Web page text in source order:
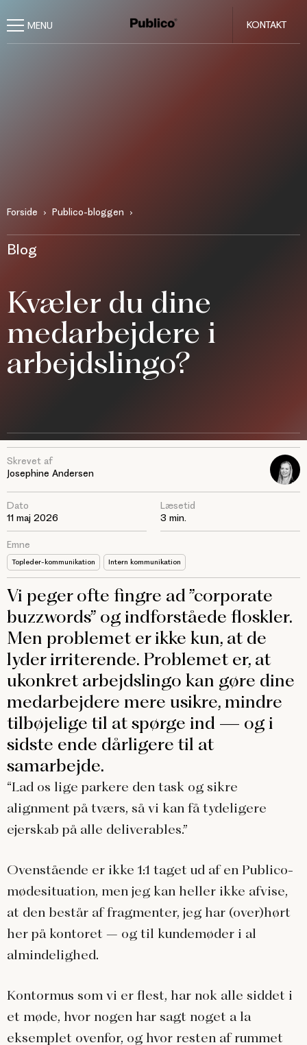
KONTAKT
Forside Publico-bloggen
Blog
Kvæler du dine
medarbejdere i
arbejdslingo?
Skrevet af
Josephine Andersen
Dato
11 maj 2026
Emne
Topleder-kommunikation Intern kommunikation
Læsetid
3 min.
Vi peger ofte fingre ad ”corporate
buzzwords” og indforståede floskler.
Men problemet er ikke kun, at de
lyder irriterende. Problemet er, at
ukonkret arbejdslingo kan gøre dine
medarbejdere mere usikre, mindre
tilbøjelige til at spørge ind — og i
sidste ende dårligere til at
samarbejde.
“Lad os lige parkere den task og sikre
alignment på tværs, så vi kan få tydeligere
ejerskab på alle deliverables.”
Ovenstående er ikke 1:1 taget ud af en Publico-
mødesituation, men jeg kan heller ikke afvise,
at den består af fragmenter, jeg har (over)hørt
her på kontoret – og til kundemøder i al
almindelighed.
Kontormus som vi er flest, har nok alle siddet i
et møde, hvor nogen har sagt noget a la
eksemplet ovenfor, og hvor resten af rummet